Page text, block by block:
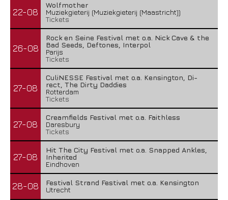
22-08
Wolfmother
Muziekgieterij (Muziekgieterij (Maastricht))
Tickets
26-08
Rock en Seine Festival met o.a. Nick Cave & the
Bad Seeds, Deftones, Interpol
Parijs
Tickets
27-08
CuliNESSE Festival met o.a. Kensington, Di-
rect, The Dirty Daddies
Rotterdam
Tickets
27-08
Creamfields Festival met o.a. Faithless
Daresbury
Tickets
27-08
Hit The City Festival met o.a. Snapped Ankles,
Inherited
Eindhoven
28-08
Festival Strand Festival met o.a. Kensington
Utrecht